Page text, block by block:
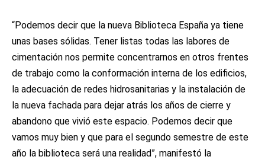
“Podemos decir que la nueva Biblioteca España ya tiene
unas bases sólidas. Tener listas todas las labores de
cimentación nos permite concentrarnos en otros frentes
de trabajo como la conformación interna de los edificios,
la adecuación de redes hidrosanitarias y la instalación de
la nueva fachada para dejar atrás los años de cierre y
abandono que vivió este espacio. Podemos decir que
vamos muy bien y que para el segundo semestre de este
año la biblioteca será una realidad”, manifestó la